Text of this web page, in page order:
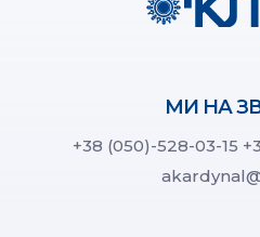
МИ НА
+38 (050)-528-03-15